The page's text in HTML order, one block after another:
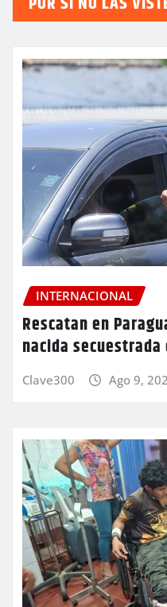
INTERNACIONAL
Rescatan en
nacida
Clave300 Ago 9,